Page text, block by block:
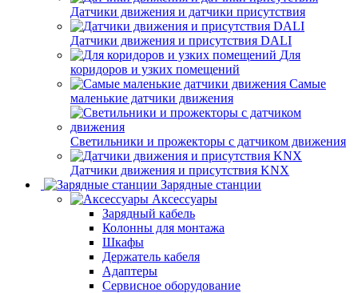
Датчики движения и датчики присутствия
Датчики движения и присутствия DALI
Для
коридоров и узких помещений
Самые
маленькие датчики движения
Светильники и прожекторы с датчиком движения
Датчики движения и присутствия KNX
Зарядные станции
Аксессуары
Зарядный кабель
Колонны для монтажа
Шкафы
Держатель кабеля
Адаптеры
Сервисное оборудование